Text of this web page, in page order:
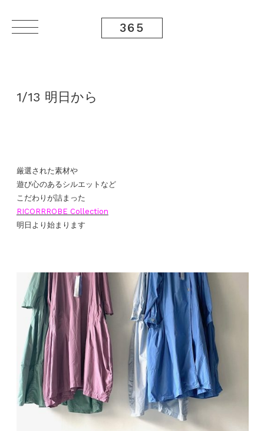
365
1/13 明日から
厳選された素材や
遊び心のあるシルエットなど
こだわりが詰まった
RICORRROBE Collection
明日より始まります